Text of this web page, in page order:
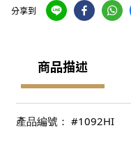
分享到
商品描述
產品編號： #1092HI